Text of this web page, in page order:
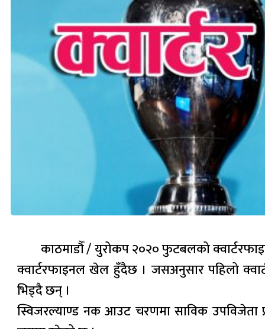
काठमाडौँ / युरोकप २०२० फुटबलको
क्वार्टरफाइनल खेल हुँदैछ । जसअनुसार पहिलो
भिड्दै छन् ।
स्विजरल्याण्ड नक आउट चरणमा साविक उपविजेता